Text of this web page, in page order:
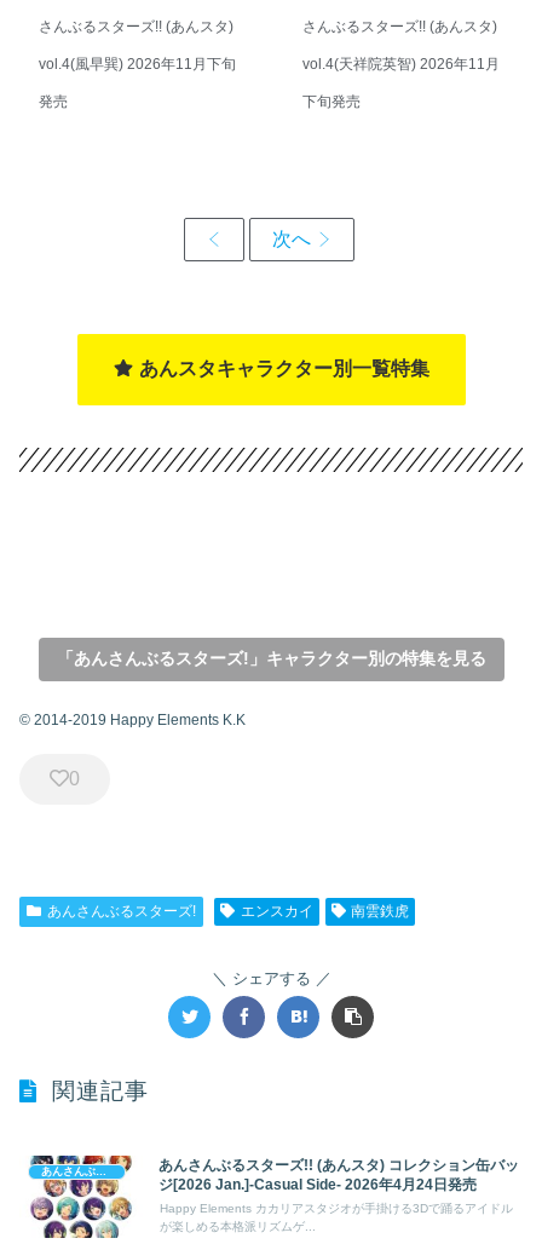
さんぶるスターズ!! (あんスタ)
vol.4(風早巽) 2026年11月下旬
発売
さんぶるスターズ!! (あんスタ)
vol.4(天祥院英智) 2026年11月
下旬発売
あんスタキャラクター別一覧特集
「あんさんぶるスターズ!」キャラクター別の特集を見る
© 2014-2019 Happy Elements K.K
0
あんさんぶるスターズ! エンスカイ 南雲鉄虎
シェアする
関連記事
あんさんぶるスターズ!
あんさんぶるスターズ!! (あんスタ) コレクション缶バッ
ジ[2026 Jan.]-Casual Side- 2026年4月24日発売
Happy Elements カカリアスタジオが手掛ける3Dで踊るアイドル
が楽しめる本格派リズムゲ...